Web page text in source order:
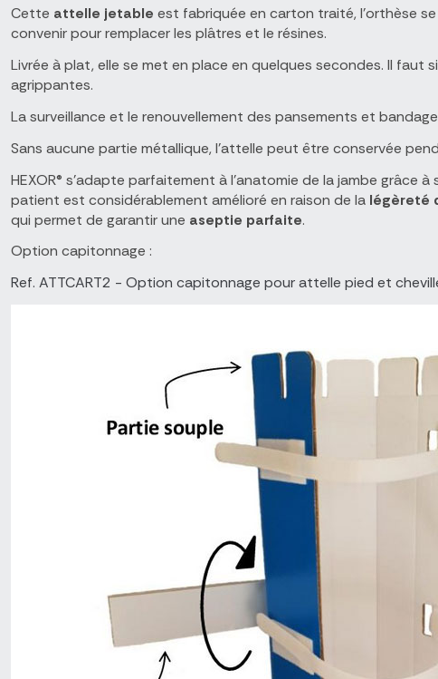
Cette attelle jetable est fabriquée en carton traité, l'orthèse
convenir pour remplacer les plâtres et le résines.
Livrée à plat, elle se met en place en quelques secondes. Il
agrippantes.
La surveillance et le renouvellement des pansements et
Sans aucune partie métallique, l'attelle peut être conservée
HEXOR® s’adapte parfaitement à l’anatomie de la jambe
patient est considérablement amélioré en raison de la légèreté
qui permet de garantir une aseptie parfaite.
Option capitonnage :
Ref. ATTCART2 - Option capitonnage pour attelle pied et